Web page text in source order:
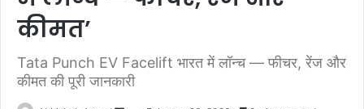
कीमत’
Tata Punch EV Facelift भारत में लॉन्च — फीचर, रेंज और
कीमत की पूरी जानकारी